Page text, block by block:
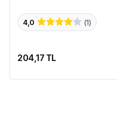
4,0 (1)
204,17 TL